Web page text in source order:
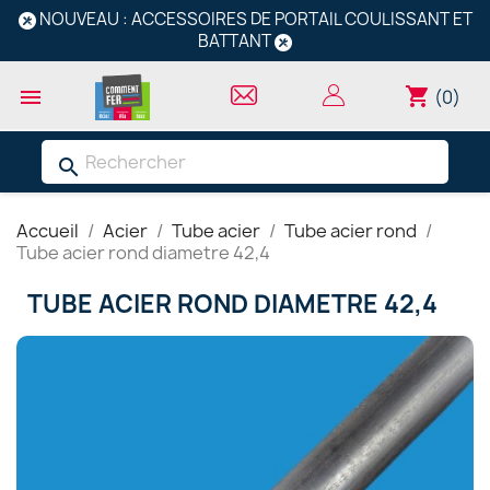
NOUVEAU : ACCESSOIRES DE PORTAIL COULISSANT ET
BATTANT
 shopping_cart (0)
search
Accueil Acier Tube acier
Tube acier rond
Tube acier rond diametre 42,4
TUBE ACIER ROND DIAMETRE 42,4